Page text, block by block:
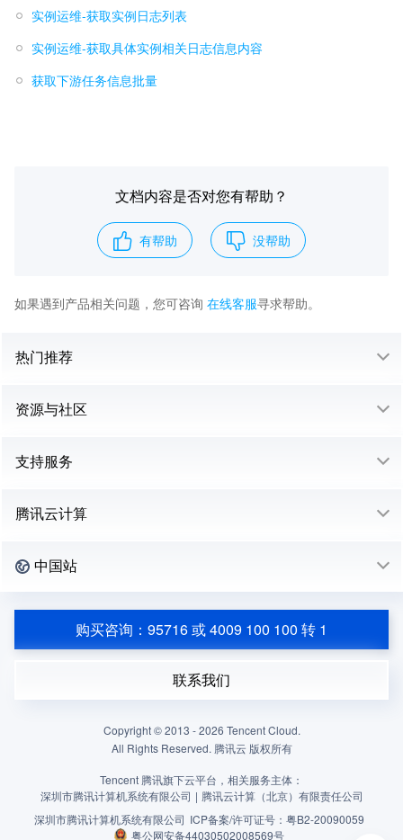
实例运维-获取实例日志列表
实例运维-获取具体实例相关日志信息内容
获取下游任务信息批量
文档内容是否对您有帮助？
有帮助 没帮助
如果遇到产品相关问题，您可咨询 在线客服寻求帮助。
热门推荐
资源与社区
支持服务
腾讯云计算
中国站
购买咨询：95716 或 4009 100 100 转 1
联系我们
Copyright © 2013 -2026 Tencent Cloud.
All Rights Reserved. 腾讯云 版权所有
Tencent 腾讯旗下云平台，相关服务主体：
深圳市腾讯计算机系统有限公司 | 腾讯云计算（北京）有限责任公司
深圳市腾讯计算机系统有限公司 ICP备案/许可证号： 粤B2-20090059
粤公网安备44030502008569号